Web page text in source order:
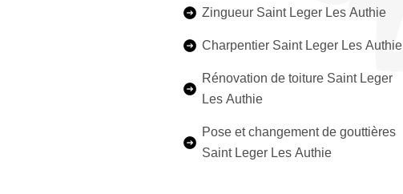
Zingueur Saint Leger Les Authie
Charpentier Saint Leger Les Authie
Rénovation de toiture Saint Leger
Les Authie
Pose et changement de gouttières
Saint Leger Les Authie